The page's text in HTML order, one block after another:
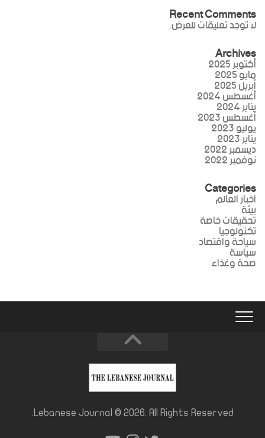
Recent Comments
لا توجد تعليقات للعرض.
Archives
أكتوبر 2025
مايو 2025
أبريل 2025
أغسطس 2024
يناير 2024
أغسطس 2023
يوليو 2023
يناير 2023
ديسمبر 2022
نوفمبر 2022
Categories
اخبار العالم
بيئة
تحقيقات خاصة
تكنولوجيا
سياحة واقتصاد
سياسة
صحة وغذاء
Lebanese Journal © 2026. All Rights Reserved.